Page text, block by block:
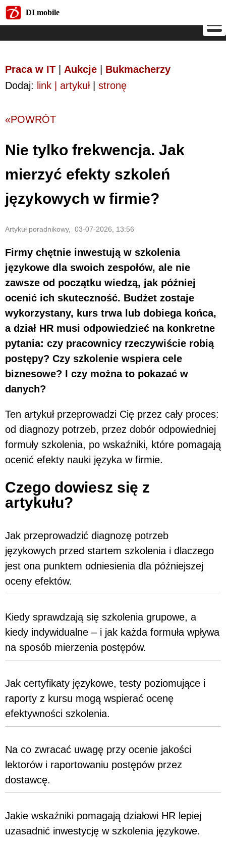
DI mobile
Praca w IT Aukcje
Bukmacherzy
Dodaj: link | artykuł| stronę
«POWRÓT
Nie tylko frekwencja. Jak
mierzyć efekty szkoleń
językowych w firmie?
Artykuł poradnikowy, 03-07-2026, 13:56
Firmy chętnie inwestują w szkolenia
językowe dla swoich zespołów, ale nie
zawsze od początku wiedzą, jak później
ocenić ich skuteczność. Budżet zostaje
wykorzystany, kurs trwa lub dobiega końca,
a dział HR musi odpowiedzieć na konkretne
pytania: czy pracownicy rzeczywiście robią
postępy? Czy szkolenie wspiera cele
biznesowe? I czy można to pokazać w
danych?
Ten artykuł przeprowadzi Cię przez cały proces:
od diagnozy potrzeb, przez dobór odpowiedniej
formuły szkolenia, po wskaźniki, które pomagają
ocenić efekty nauki języka w firmie.
Czego dowiesz się z
artykułu?
Jak przeprowadzić diagnozę potrzeb
językowych przed startem szkolenia i dlaczego
jest ona punktem odniesienia dla późniejszej
oceny efektów.
Kiedy sprawdzają się szkolenia grupowe, a
kiedy indywidualne – i jak każda formuła wpływa
na sposób mierzenia postępów.
Jak certyfikaty językowe, testy poziomujące i
raporty z kursu mogą wspierać ocenę
efektywności szkolenia.
Na co zwracać uwagę przy ocenie jakości
lektorów i raportowaniu postępów przez
dostawcę.
Jakie wskaźniki pomagają działowi HR lepiej
uzasadnić inwestycję w szkolenia językowe.
DI mobile